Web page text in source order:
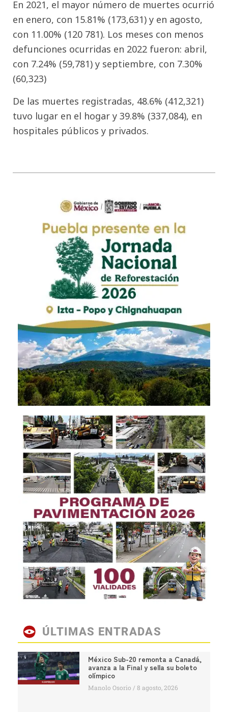
En 2021, el mayor número de muertes ocurrió
en enero, con 15.81% (173,631) y en agosto,
con 11.00% (120 781). Los meses con menos
defunciones ocurridas en 2022 fueron: abril,
con 7.24% (59,781) y septiembre, con 7.30%
(60,323)
De las muertes registradas, 48.6% (412,321)
tuvo lugar en el hogar y 39.8% (337,084), en
hospitales públicos y privados.
ÚLTIMAS ENTRADAS
México Sub-20 remonta a Canadá,
avanza a la Final y sella su boleto
olímpico
Manolo Osorio 8 agosto, 2026